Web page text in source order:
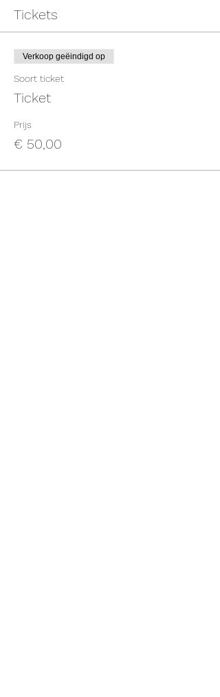
Tickets
Verkoop geëindigd op
Soort ticket
Ticket
Prijs
€ 50,00